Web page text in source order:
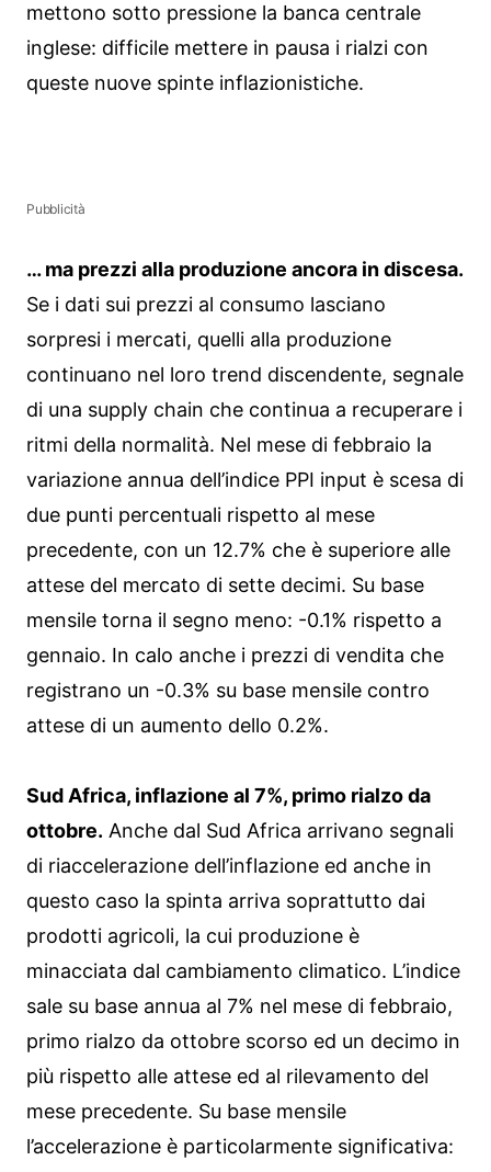
mettono sotto pressione la banca centrale
inglese: difficile mettere in pausa i rialzi con
queste nuove spinte inflazionistiche.
Pubblicità
… ma prezzi alla produzione ancora in discesa.
Se i dati sui prezzi al consumo lasciano
sorpresi i mercati, quelli alla produzione
continuano nel loro trend discendente, segnale
di una supply chain che continua a recuperare i
ritmi della normalità. Nel mese di febbraio la
variazione annua dell’indice PPI input è scesa di
due punti percentuali rispetto al mese
precedente, con un 12.7% che è superiore alle
attese del mercato di sette decimi. Su base
mensile torna il segno meno: -0.1% rispetto a
gennaio. In calo anche i prezzi di vendita che
registrano un -0.3% su base mensile contro
attese di un aumento dello 0.2%.
Sud Africa, inflazione al 7%, primo rialzo da
ottobre. Anche dal Sud Africa arrivano segnali
di riaccelerazione dell’inflazione ed anche in
questo caso la spinta arriva soprattutto dai
prodotti agricoli, la cui produzione è
minacciata dal cambiamento climatico. L’indice
sale su base annua al 7% nel mese di febbraio,
primo rialzo da ottobre scorso ed un decimo in
più rispetto alle attese ed al rilevamento del
mese precedente. Su base mensile
l’accelerazione è particolarmente significativa: